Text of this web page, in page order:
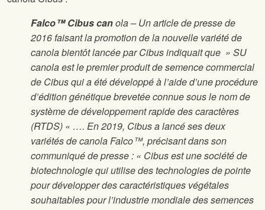
Falco™ Cibus canola – Un article de presse de
2016 faisant la promotion de la nouvelle variété de
canola bientôt lancée par Cibus indiquait que » SU
canola est le premier produit de semence commercial
de Cibus qui a été développé à l’aide d’une procédure
d’édition génétique brevetée connue sous le nom de
système de développement rapide des caractères
(RTDS) « …. En 2019, Cibus a lancé ses deux
variétés de canola Falco™, précisant dans son
communiqué de presse : « Cibus est une société de
biotechnologie qui utilise des technologies de pointe
pour développer des caractéristiques végétales
souhaitables pour l’industrie mondiale des semences